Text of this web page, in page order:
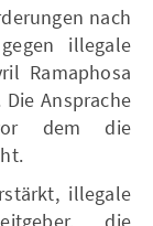
nach
illegale
Ramaphosa
Ansprache
dem die
illegale
die